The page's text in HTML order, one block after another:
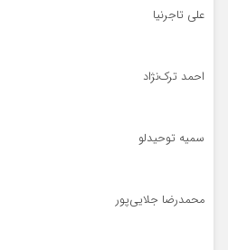
علی تاجرنیا
احمد ترک‌نژاد
سمیه توحیدلو
محمدرضا جلایی‌پور